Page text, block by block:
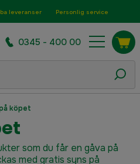
leveranser Personlig service
0345 - 400 00
köpet
som du får en gåva på
med gratis syns på